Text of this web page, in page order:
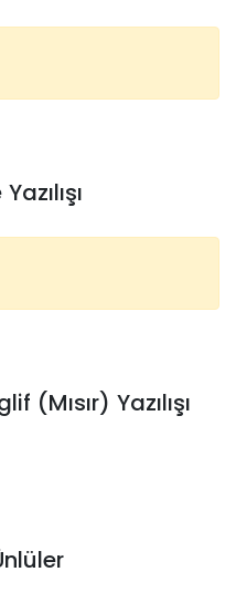
(Mısır) Yazılışı